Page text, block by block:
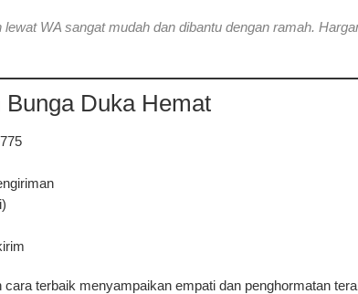
WA sangat mudah dan dibantu dengan ramah.
Duka Hemat
terbaik menyampaikan empati dan penghormatan